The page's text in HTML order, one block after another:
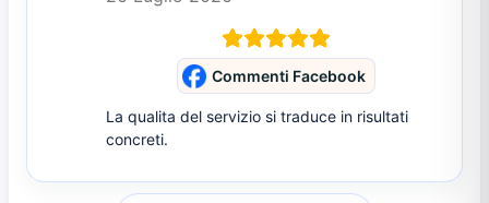
Commenti Facebook
La qualita del servizio si traduce in risultati
concreti.